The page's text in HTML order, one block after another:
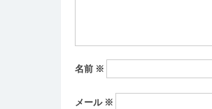
名前 ※
メール ※